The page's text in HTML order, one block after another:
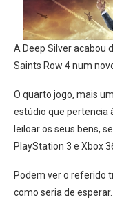
A Deep Silver acabou
Saints Row 4 num
O quarto jogo, mais
estúdio que pertencia
leiloar os seus bens,
PlayStation 3 e Xbox
Podem ver o referido
como seria de esperar.